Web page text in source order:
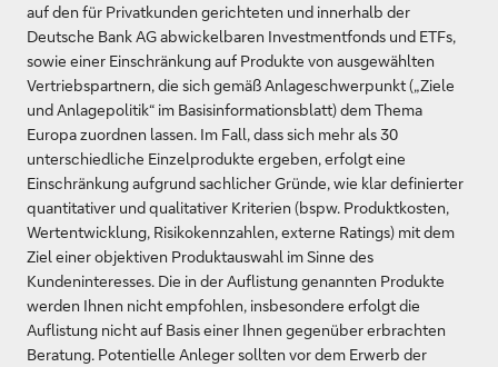
auf den für Privatkunden gerichteten und innerhalb der
Deutsche Bank AG abwickelbaren Investmentfonds und ETFs,
sowie einer Einschränkung auf Produkte von ausgewählten
Vertriebspartnern, die sich gemäß Anlageschwerpunkt („Ziele
und Anlagepolitik“ im Basisinformationsblatt) dem Thema
Europa zuordnen lassen. Im Fall, dass sich mehr als 30
unterschiedliche Einzelprodukte ergeben, erfolgt eine
Einschränkung aufgrund sachlicher Gründe, wie klar definierter
quantitativer und qualitativer Kriterien (bspw. Produktkosten,
Wertentwicklung, Risikokennzahlen, externe Ratings) mit dem
Ziel einer objektiven Produktauswahl im Sinne des
Kundeninteresses. Die in der Auflistung genannten Produkte
werden Ihnen nicht empfohlen, insbesondere erfolgt die
Auflistung nicht auf Basis einer Ihnen gegenüber erbrachten
Beratung. Potentielle Anleger sollten vor dem Erwerb der